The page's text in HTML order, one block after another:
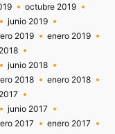
octubre 2019
junio 2019
2019
enero 2019
junio 2018
2018
enero 2018
junio 2017
2017
enero 2017